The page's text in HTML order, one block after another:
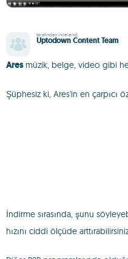
tarafından incelendi.
Uptodown Content Team
Aresmüzik, belge, video gibi
Şüphesiz ki, Ares'in en çarpıcı
İndirme sırasında, şunu
hızını ciddi ölçüde